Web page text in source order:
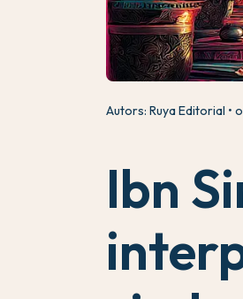
Autors: Ruya Editorial
Ibn